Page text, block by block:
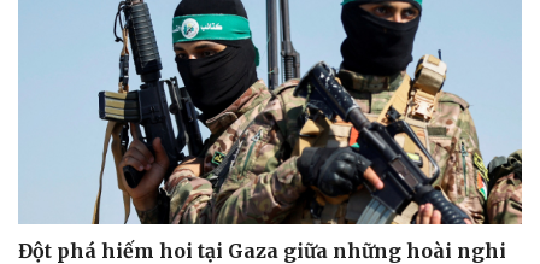
Đột phá hiếm hoi tại Gaza giữa những hoài nghi